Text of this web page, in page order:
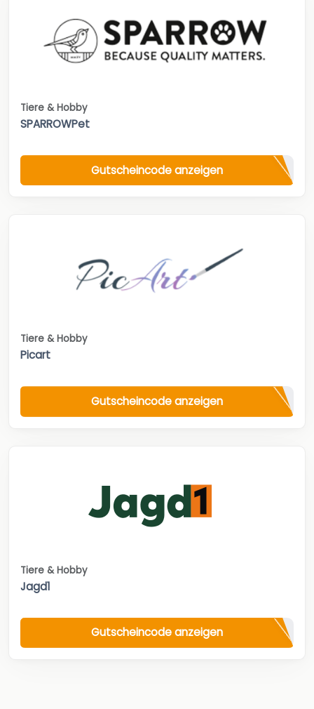
Tiere & Hobby
SPARROWPet
Gutscheincode anzeigen
Tiere & Hobby
Picart
Gutscheincode anzeigen
Tiere & Hobby
Jagd1
Gutscheincode anzeigen